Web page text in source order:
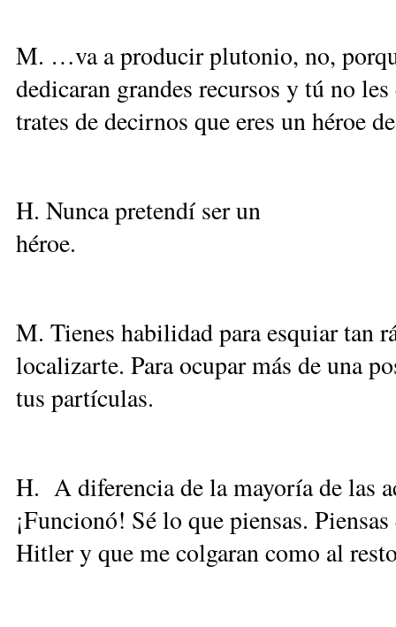
M. …va a producir plutonio, no,
dedicaran grandes recursos y tú no
trates de decirnos que eres un héroe
H. Nunca pretendí ser un
héroe.
M. Tienes habilidad para esquiar tan
localizarte. Para ocupar más de una
tus partículas.
H. A diferencia de la mayoría de las
¡Funcionó! Sé lo que piensas.
Hitler y que me colgaran como al